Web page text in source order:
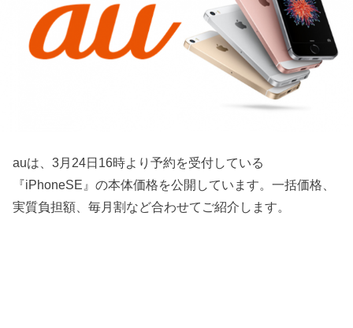
auは、3月24日16時より予約を受付している
『iPhoneSE』の本体価格を公開しています。一括価格、
実質負担額、毎月割など合わせてご紹介します。